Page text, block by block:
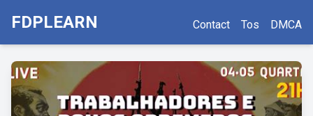
FDPLEARN Contact Tos DMCA